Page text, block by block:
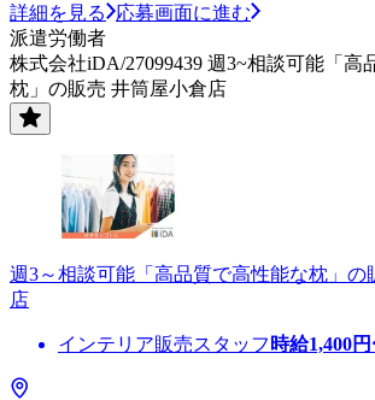
詳細を見る
応募画面に進む
派遣労働者
株式会社iDA/27099439 週3~相談可能「高
枕」の販売 井筒屋小倉店
週3～相談可能「高品質で高性能な枕」
店
インテリア販売スタッフ 時給1,400